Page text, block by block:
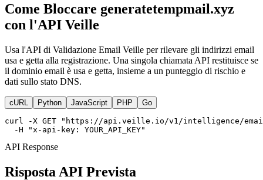
Come Bloccare generatetempmail.xyz
con l'API Veille
Usa l'API di Validazione Email Veille per rilevare gli indirizzi email
usa e getta alla registrazione. Una singola chiamata API restituisce se
il dominio email è usa e getta, insieme a un punteggio di rischio e
dati sullo stato DNS.
cURL Python JavaScript PHP Go
curl -X GET "https://api.veille.io/v1/intelligence/
  -H "x-api-key: YOUR_API_KEY"
API Response
Risposta API Prevista